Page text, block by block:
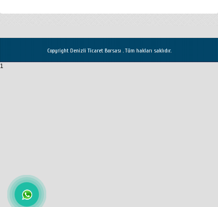
Copyright Denizli Ticaret Borsası . Tüm hakları saklıdır.
1